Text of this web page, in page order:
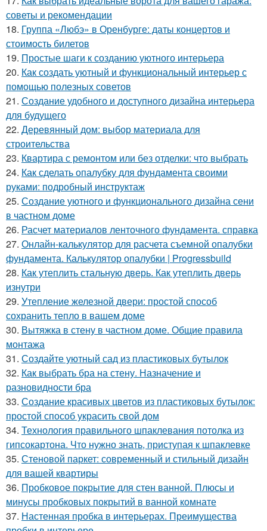
советы и рекомендации
18. Группа «Любэ» в Оренбурге: даты концертов и
стоимость билетов
19. Простые шаги к созданию уютного интерьера
20. Как создать уютный и функциональный интерьер с
помощью полезных советов
21. Создание удобного и доступного дизайна интерьера
для будущего
22. Деревянный дом: выбор материала для
строительства
23. Квартира с ремонтом или без отделки: что выбрать
24. Как сделать опалубку для фундамента своими
руками: подробный инструктаж
25. Создание уютного и функционального дизайна сени
в частном доме
26. Расчет материалов ленточного фундамента. справка
27. Онлайн-калькулятор для расчета съемной опалубки
фундамента. Калькулятор опалубки | Progressbuild
28. Как утеплить стальную дверь. Как утеплить дверь
изнутри
29. Утепление железной двери: простой способ
сохранить тепло в вашем доме
30. Вытяжка в стену в частном доме. Общие правила
монтажа
31. Создайте уютный сад из пластиковых бутылок
32. Как выбрать бра на стену. Назначение и
разновидности бра
33. Создание красивых цветов из пластиковых бутылок:
простой способ украсить свой дом
34. Технология правильного шпаклевания потолка из
гипсокартона. Что нужно знать, приступая к шпаклевке
35. Стеновой паркет: современный и стильный дизайн
для вашей квартиры
36. Пробковое покрытие для стен ванной. Плюсы и
минусы пробковых покрытий в ванной комнате
37. Настенная пробка в интерьерах. Преимущества